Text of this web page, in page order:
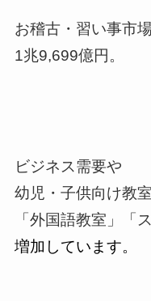
お稽古・習い事市
1兆9,699億円。
ビジネス需要や
幼児・子供向け教
「外国語教室」「
増加しています。